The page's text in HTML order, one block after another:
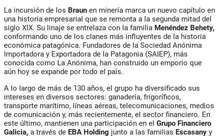
La incursión de los Braun en minería marca un nuevo capítulo en
una historia empresarial que se remonta a la segunda mitad del
siglo XIX. Su linaje se entrelaza con la familia Menéndez Behety,
conformando uno de los clanes más influyentes de la historia
económica patagónica. Fundadores de la Sociedad Anónima
Importadora y Exportadora de la Patagonia (SAIEP), más
conocida como La Anónima, han construido un emporio que
aún hoy se expande por todo el país.
A lo largo de más de 130 años, el grupo ha diversificado sus
intereses en diversos sectores: ganadería, frigoríficos,
transporte marítimo, líneas aéreas, telecomunicaciones, medios
de comunicación y, más recientemente, el sector financiero. En
este último, mantienen una participación en el Grupo Financiero
Galicia, a través de EBA Holding junto a las familias Escasany y